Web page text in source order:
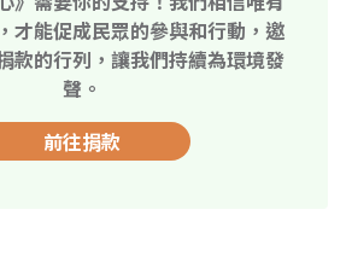
才能促成民眾的參與和行動，邀
款的行列，讓我們持續為環境發
聲。
前往捐款